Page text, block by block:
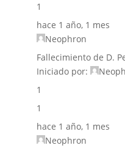
1
hace 1 año, 1 mes
Neophron
Fallecimiento de D.
Iniciado por:
1
1
hace 1 año, 1 mes
Neophron